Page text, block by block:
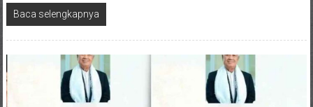
Baca selengkapnya